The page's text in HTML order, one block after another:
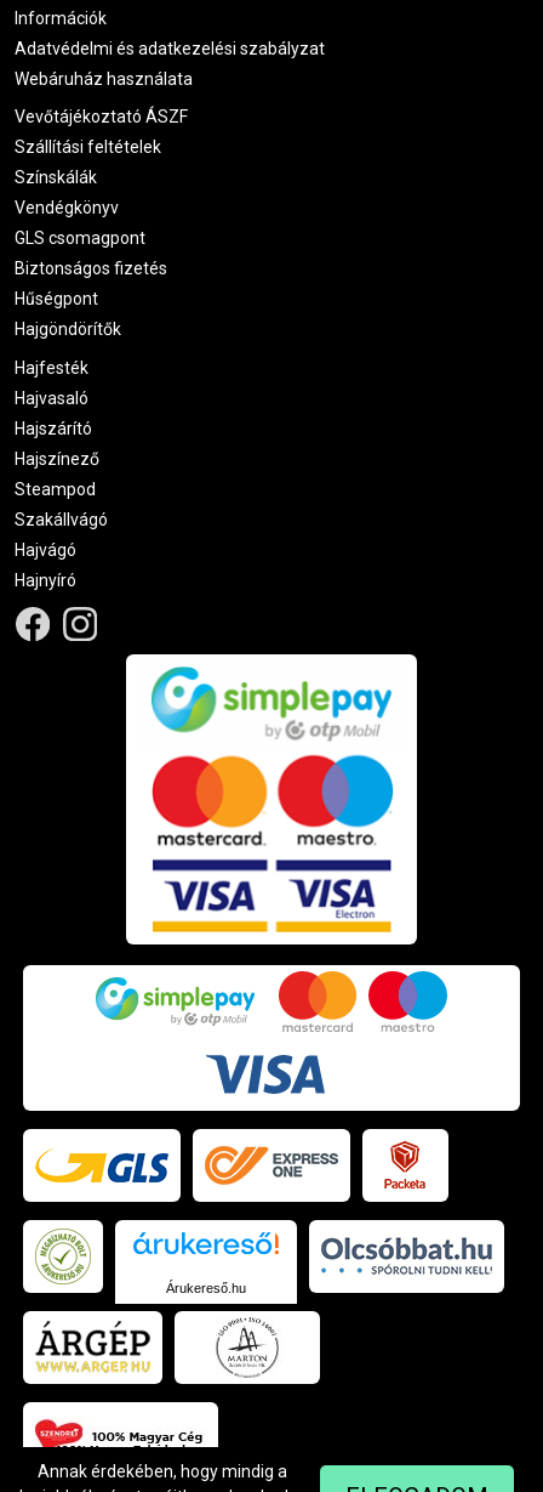
Információk
Adatvédelmi és adatkezelési szabályzat
Webáruház használata
Vevőtájékoztató ÁSZF
Szállítási feltételek
Színskálák
Vendégkönyv
GLS csomagpont
Biztonságos fizetés
Hűségpont
Hajgöndörítők
Hajfesték
Hajvasaló
Hajszárító
Hajszínező
Steampod
Szakállvágó
Hajvágó
Hajnyíró
Árukereső.hu
Annak érdekében, hogy mindig a